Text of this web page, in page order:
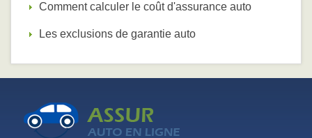
Comment calculer le coût d'assurance auto
Les exclusions de garantie auto